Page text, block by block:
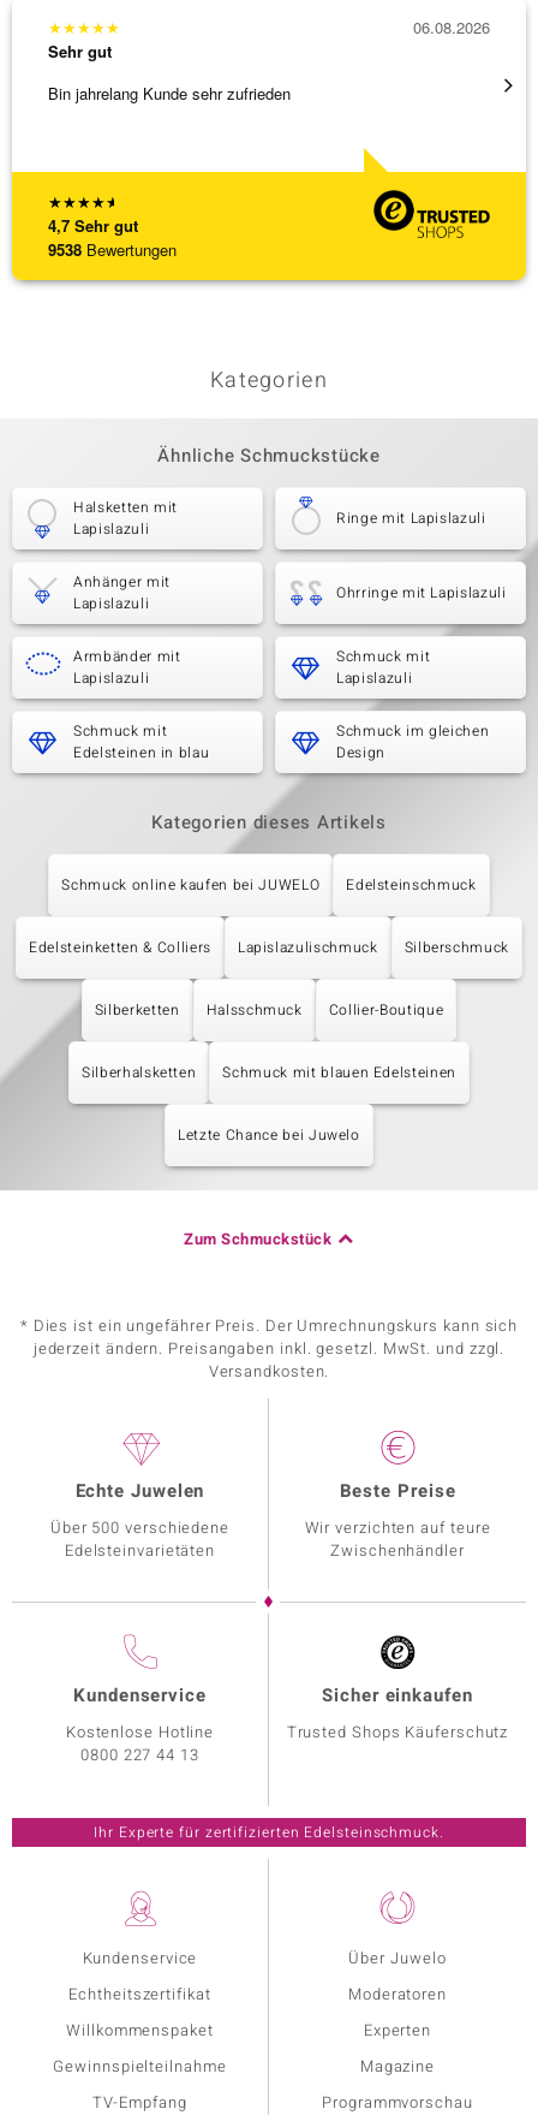
★★★★★
4,7 Sehr gut
9538 Bewertungen
★★★★★
Sehr gut
Bin jahrelang Kunde sehr zufrieden
06.08.2026
Top
Kategorien
Ähnliche Schmuckstücke
Halsketten mit
Lapislazuli
Ringe mit Lapislazuli
Anhänger mit
Lapislazuli
Ohrringe mit Lapislazuli
Armbänder mit
Lapislazuli
Schmuck mit
Lapislazuli
Schmuck mit
Edelsteinen in blau
Schmuck im gleichen
Design
Kategorien dieses Artikels
Schmuck online kaufen bei JUWELO Edelsteinschmuck
Edelsteinketten & Colliers Lapislazulischmuck Silberschmuck
Silberketten Halsschmuck Collier-Boutique
Silberhalsketten Schmuck mit blauen Edelsteinen
Letzte Chance bei Juwelo
Zum Schmuckstück
* Dies ist ein ungefährer Preis. Der Umrechnungskurs kann sich
jederzeit ändern. Preisangaben inkl. gesetzl. MwSt. und zzgl.
Versandkosten.
Kundenservice
Echtheitszertifikat
Willkommenspaket
Gewinnspielteilnahme
TV-Empfang
Über Juwelo
Moderatoren
Experten
Magazine
Programmvorschau
Echte Juwelen
Über 500 verschiedene
Edelsteinvarietäten
Beste Preise
Wir verzichten auf teure
Zwischenhändler
Kundenservice
Kostenlose Hotline
0800 227 44 13
Sicher einkaufen
Trusted Shops Käuferschutz
Ihr Experte für zertifizierten Edelsteinschmuck.